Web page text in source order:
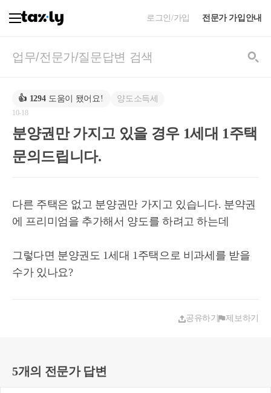
로그인/가입 전문가 가입안내
👍 1294 도움이 됐어요! 양도소득세
10-18
분양권만 가지고 있을 경우 1세대 1주택
문의드립니다.
다른 주택은 없고 분양권만 가지고 있습니다. 분약권
에 프리미엄을 추가해서 양도를 하려고 하는데
그렇다면 분양권도 1세대 1주택으로 비과세를 받을
수가 있나요?
공유하기 제보하기
5개의 전문가 답변